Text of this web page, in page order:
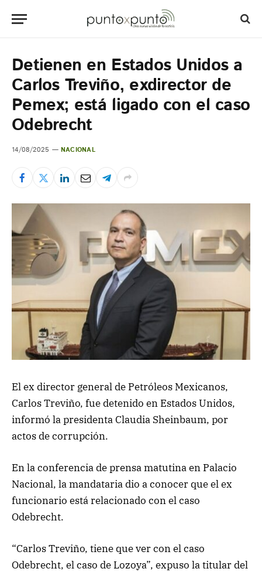
Detienen en Estados Unidos a
Carlos Treviño, exdirector de
Pemex; está ligado con el caso
Odebrecht
14/08/2025 NACIONAL
El ex director general de Petróleos Mexicanos,
Carlos Treviño, fue detenido en Estados Unidos,
informó la presidenta Claudia Sheinbaum, por
actos de corrupción.
En la conferencia de prensa matutina en Palacio
Nacional, la mandataria dio a conocer que el ex
funcionario está relacionado con el caso
Odebrecht.
“Carlos Treviño, tiene que ver con el caso
Odebrecht, el caso de Lozoya”, expuso la titular del